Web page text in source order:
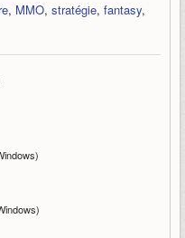
, MMO, stratégie, fantasy,